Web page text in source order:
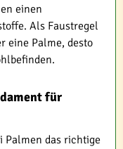
einen
Als Faustregel
eine Palme, desto
für
Palmen das richtige